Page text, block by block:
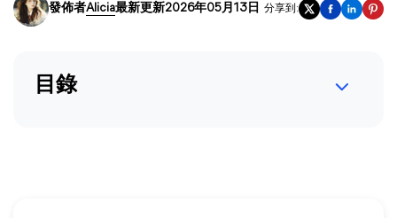
發佈者Alicia最新更新2026年05月13日 分享到:
目錄